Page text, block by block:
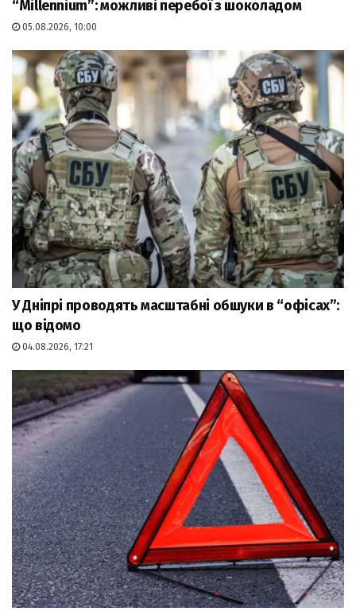
“Millennium”: можливі перебої з шоколадом
05.08.2026, 10:00
У Дніпрі проводять масштабні обшуки в “офісах”:
що відомо
04.08.2026, 17:21